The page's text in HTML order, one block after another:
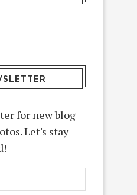
for new blog
Let's stay